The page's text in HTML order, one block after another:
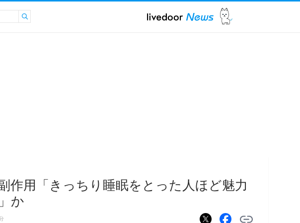
作用「きっちり睡眠をとった人ほど魅力
か